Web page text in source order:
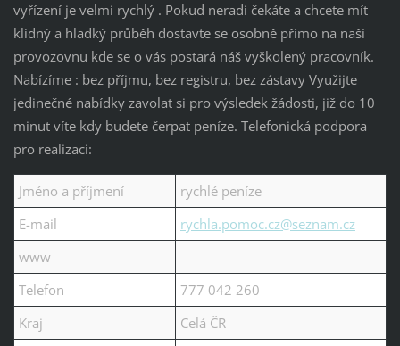
vyřízení je velmi rychlý . Pokud neradi čekáte a chcete mít
klidný a hladký průběh dostavte se osobně přímo na naší
provozovnu kde se o vás postará náš vyškolený pracovník.
Nabízíme : bez příjmu, bez registru, bez zástavy Využijte
jedinečné nabídky zavolat si pro výsledek žádosti, již do 10
minut víte kdy budete čerpat peníze. Telefonická podpora
pro realizaci:
Jméno a příjmení
rychlé peníze
E-mail
rychla.pomoc.cz@seznam.cz
www
Telefon
777 042 260
Kraj
Celá ČR